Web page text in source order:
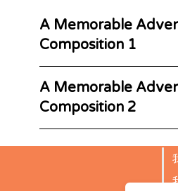
A Memorable
Composition 1
A Memorable
Composition 2